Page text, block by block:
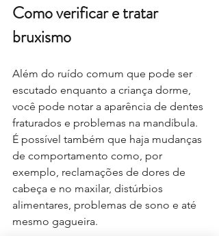
Como verificar e tratar
bruxismo
Além do ruído comum que pode ser
escutado enquanto a criança dorme,
você pode notar a aparência de dentes
fraturados e problemas na mandíbula.
É possível também que haja mudanças
de comportamento como, por
exemplo, reclamações de dores de
cabeça e no maxilar, distúrbios
alimentares, problemas de sono e até
mesmo gagueira.